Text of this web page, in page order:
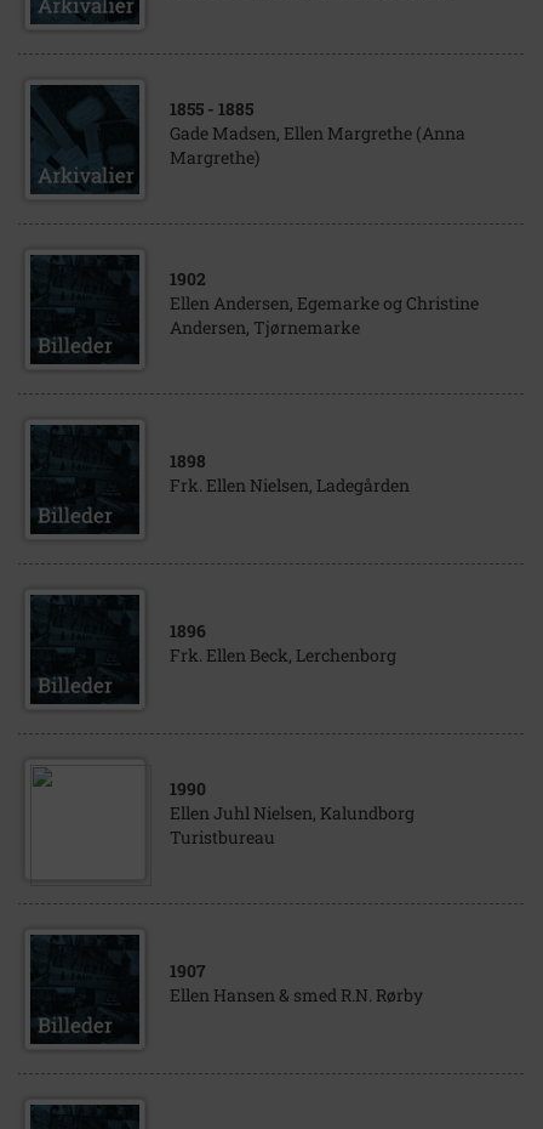
1855 - 1885
Gade Madsen, Ellen Margrethe (Anna
Margrethe)
1902
Ellen Andersen, Egemarke og Christine
Andersen, Tjørnemarke
1898
Frk. Ellen Nielsen, Ladegården
1896
Frk. Ellen Beck, Lerchenborg
1990
Ellen Juhl Nielsen, Kalundborg
Turistbureau
1907
Ellen Hansen & smed R.N. Rørby